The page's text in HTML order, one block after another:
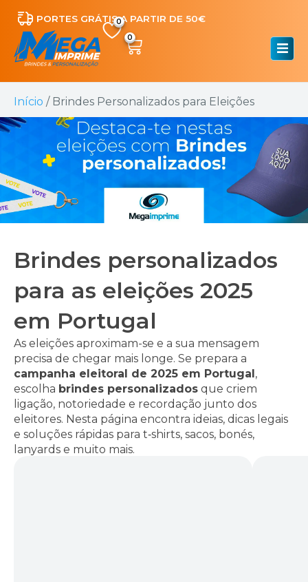
PORTES GRÁTIS A PARTIR DE 50€
0
Início / Brindes Personalizados para Eleições
Brindes personalizados
para as eleições 2025
em Portugal
As eleições aproximam-se e a sua mensagem
precisa de chegar mais longe. Se prepara a
campanha eleitoral de 2025 em Portugal,
escolha brindes personalizados que criem
ligação, notoriedade e recordação junto dos
eleitores. Nesta página encontra ideias, dicas legais
e soluções rápidas para t‑shirts, sacos, bonés,
lanyards e muito mais.